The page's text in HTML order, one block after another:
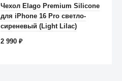
Anker
Чехол Elago Premium Silicone
для iPhone 16 Pro светло-
сиреневый (Light Lilac)
2 990₽